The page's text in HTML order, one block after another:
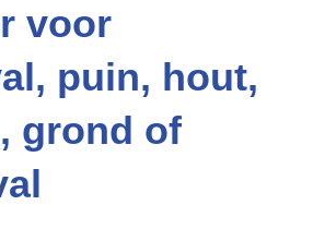
voor
puin, hout,
grond of